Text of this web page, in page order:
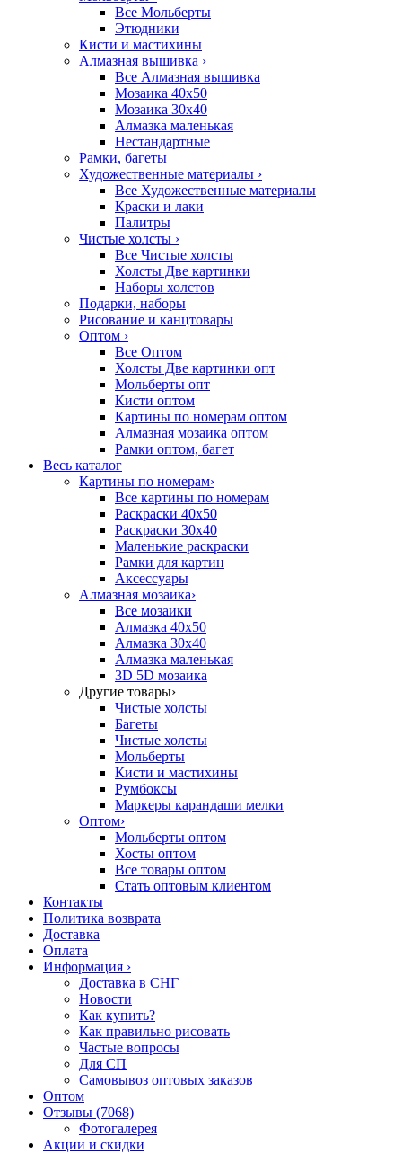
Все Мольберты
Этюдники
Кисти и мастихины
Алмазная вышивка ›
Все Алмазная вышивка
Мозаика 40x50
Мозаика 30x40
Алмазка маленькая
Нестандартные
Рамки, багеты
Художественные материалы ›
Все Художественные материалы
Краски и лаки
Палитры
Чистые холсты ›
Все Чистые холсты
Холсты Две картинки
Наборы холстов
Подарки, наборы
Рисование и канцтовары
Оптом ›
Все Оптом
Холсты Две картинки опт
Мольберты опт
Кисти оптом
Картины по номерам оптом
Алмазная мозаика оптом
Рамки оптом, багет
Весь каталог
Картины по номерам›
Все картины по номерам
Раскраски 40х50
Раскраски 30х40
Маленькие раскраски
Рамки для картин
Аксессуары
Алмазная мозаика›
Все мозаики
Алмазка 40х50
Алмазка 30х40
Алмазка маленькая
3D 5D мозаика
Другие товары›
Чистые холсты
Багеты
Чистые холсты
Мольберты
Кисти и мастихины
Румбоксы
Маркеры карандаши мелки
Оптом›
Мольберты оптом
Хосты оптом
Все товары оптом
Стать оптовым клиентом
Контакты
Политика возврата
Доставка
Оплата
Информация ›
Доставка в СНГ
Новости
Как купить?
Как правильно рисовать
Частые вопросы
Для СП
Самовывоз оптовых заказов
Оптом
Отзывы (7068)
Фотогалерея
Акции и скидки